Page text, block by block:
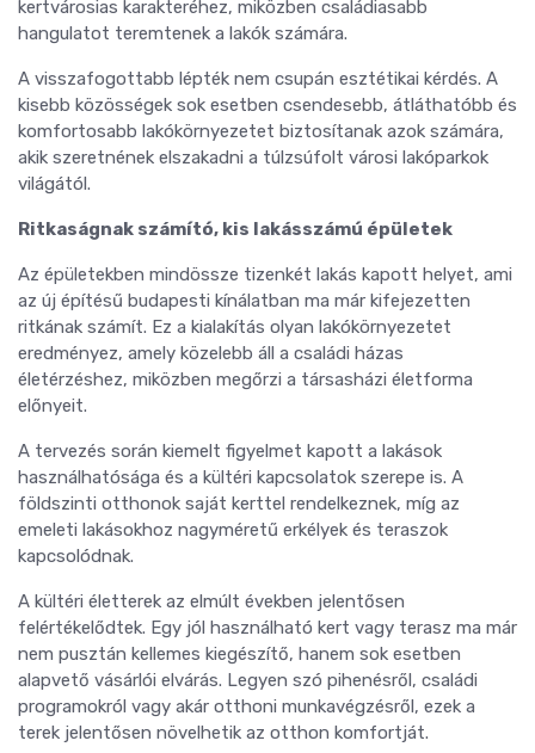
kertvárosias karakteréhez, miközben családiasabb
hangulatot teremtenek a lakók számára.
A visszafogottabb lépték nem csupán esztétikai kérdés. A
kisebb közösségek sok esetben csendesebb, átláthatóbb és
komfortosabb lakókörnyezetet biztosítanak azok számára,
akik szeretnének elszakadni a túlzsúfolt városi lakóparkok
világától.
Ritkaságnak számító, kis lakásszámú épületek
Az épületekben mindössze tizenkét lakás kapott helyet, ami
az új építésű budapesti kínálatban ma már kifejezetten
ritkának számít. Ez a kialakítás olyan lakókörnyezetet
eredményez, amely közelebb áll a családi házas
életérzéshez, miközben megőrzi a társasházi életforma
előnyeit.
A tervezés során kiemelt figyelmet kapott a lakások
használhatósága és a kültéri kapcsolatok szerepe is. A
földszinti otthonok saját kerttel rendelkeznek, míg az
emeleti lakásokhoz nagyméretű erkélyek és teraszok
kapcsolódnak.
A kültéri életterek az elmúlt években jelentősen
felértékelődtek. Egy jól használható kert vagy terasz ma már
nem pusztán kellemes kiegészítő, hanem sok esetben
alapvető vásárlói elvárás. Legyen szó pihenésről, családi
programokról vagy akár otthoni munkavégzésről, ezek a
terek jelentősen növelhetik az otthon komfortját.